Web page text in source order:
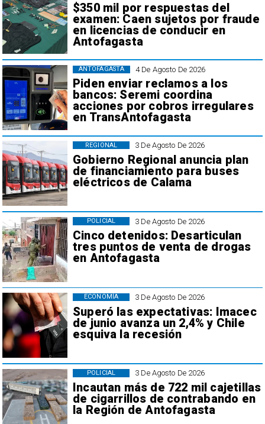
$350 mil por respuestas del
examen: Caen sujetos por fraude
en licencias de conducir en
Antofagasta
4 De Agosto De 2026
Piden enviar reclamos a los
bancos: Seremi coordina
acciones por cobros irregulares
en TransAntofagasta
ANTOFAGASTA
3 De Agosto De 2026
Gobierno Regional anuncia plan
de financiamiento para buses
eléctricos de Calama
REGIONAL
3 De Agosto De 2026
Cinco detenidos: Desarticulan
tres puntos de venta de drogas
en Antofagasta
POLICIAL
3 De Agosto De 2026
Superó las expectativas: Imacec
de junio avanza un 2,4% y Chile
esquiva la recesión
ECONOMÍA
3 De Agosto De 2026
Incautan más de 722 mil cajetillas
de cigarrillos de contrabando en
la Región de Antofagasta
POLICIAL